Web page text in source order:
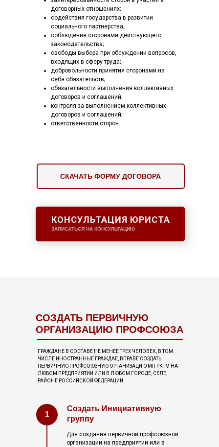
КОНСУЛЬТАЦИЯ ЮРИСТА
ЗАПИСАТЬСЯ НА КОНСУЛЬТАЦИЮ
договорных отношениях;
содействия государства в развитии
социального партнерства;
соблюдения сторонами действующего
законодательства;
свободы выбора при обсуждении вопросов,
входящих в сферу труда;
добровольности принятия сторонами на
себя обязательств;
обязательности выполнения коллективных
договоров и соглашений;
контроля за выполнением коллективных
договоров и соглашений;
ответственности сторон.
СКАЧАТЬ ФОРМУ ДОГОВОРА
СОЗДАТЬ ПЕРВИЧНУЮ
ОРГАНИЗАЦИЮ ПРОФСОЮЗА
ГРАЖДАНЕ В СОСТАВЕ НЕ МЕНЕЕ ТРЕХ ЧЕЛОВЕК, В ТОМ
ЧИСЛЕ ИНОСТРАННЫЕ ГРАЖДАЕ, ВПРАВЕ СОЗДАТЬ
ПЕРВИЧНУЮ ПРОФСОЮЗНУЮ ОРГАНИЗАЦИЮ МП РКТМ НА
ЛЮБОМ ПРЕДПРИЯТИИ ИЛИ В ЛЮБОМ ГОРОДЕ, СЕЛЕ,
РАЙОНЕ РОССИЙСКОЙ ФЕДЕРАЦИИ
Для создания первичной профсоюзной
организации на предприятии или в
Создать Инициативную
группу
1